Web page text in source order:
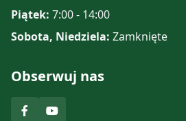
Piątek: 7:00 - 14:00
Sobota, Niedziela: Zamknięte
Obserwuj nas